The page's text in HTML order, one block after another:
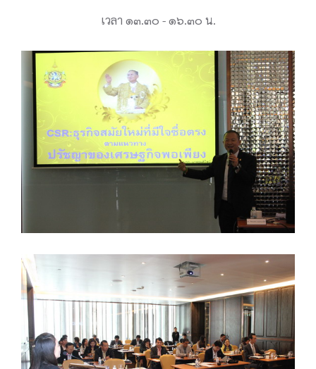
เวลา ๑๓.๓๐ - ๑๖.๓๐ น.